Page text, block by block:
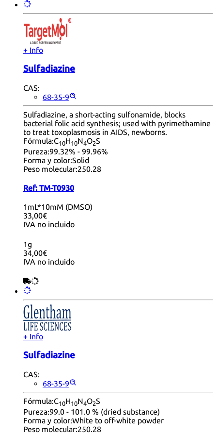
+ Info
Sulfadiazine
CAS:
68-35-9
Sulfadiazine, a short-acting sulfonamide, blocks
bacterial folic acid synthesis; used with pyrimethamine
to treat toxoplasmosis in AIDS, newborns.
Fórmula:C10H10N4O2S
Pureza:99.32% - 99.96%
Forma y color:Solid
Peso molecular:250.28
Ref: TM-T0930
1mL*10mM (DMSO)
33,00€
IVA no incluido
1g
34,00€
IVA no incluido
+ Info
Sulfadiazine
CAS:
68-35-9
Fórmula:C10H10N4O2S
Pureza:99.0 - 101.0 % (dried substance)
Forma y color:White to off-white powder
Peso molecular:250.28